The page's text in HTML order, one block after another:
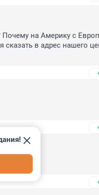
на Америку с
сказать в адрес нашего